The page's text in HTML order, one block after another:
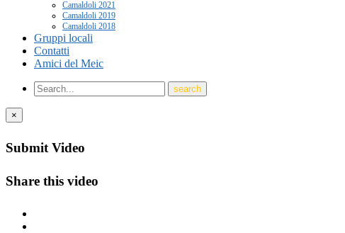
Camaldoli 2021
Camaldoli 2019
Camaldoli 2018
Gruppi locali
Contatti
Amici del Meic
×
Submit Video
Share this video